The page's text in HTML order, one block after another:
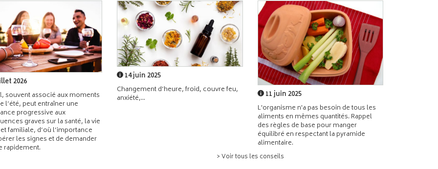
2026
souvent associé aux moments
l’été, peut entraîner une
progressive aux
graves sur la santé, la vie
familiale, d’où l’importance
les signes et de demander
rapidement.
14 juin 2025
Changement d’heure, froid, couvre feu,
anxiété,...
11 juin 2025
L'organisme n'a pas besoin de tous les
aliments en mêmes quantités. Rappel
des règles de base pour manger
équilibré en respectant la pyramide
alimentaire.
> Voir tous les conseils